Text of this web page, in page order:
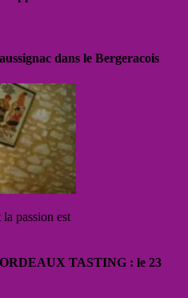
dans le Bergeracois
passion est
TASTING : le 23